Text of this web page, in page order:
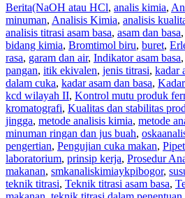
Berita(NaOH atau HCl, analis kimia,
minuman, Analisis Kimia, analisis
analisis titrasi asam basa, asam dan basa,
bidang kimia, Bromtimol biru, buret,
rasa, garam dan air, Indikator asam basa,
pangan, itik ekivalen, jenis titrasi, kadar
dalam cuka, kadar asam dan basa,
kcd wilayah II, Kontrol mutu produk
kromatografi, Kualitas dan stabilitas
jingga, metode analisis kimia, metode
minuman ringan dan jus buah,
pengertian, Pengujian cuka makan,
laboratorium, prinsip kerja, Prosedur
makanan, smkanaliskimiaykpibogor,
teknik titrasi, Teknik titrasi asam basa,